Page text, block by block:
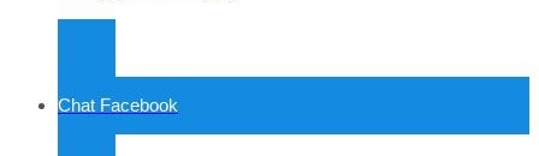
Chat Facebook